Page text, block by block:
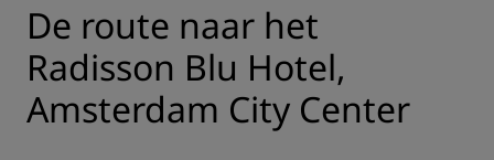
De route naar het
Radisson Blu Hotel,
Amsterdam City Center